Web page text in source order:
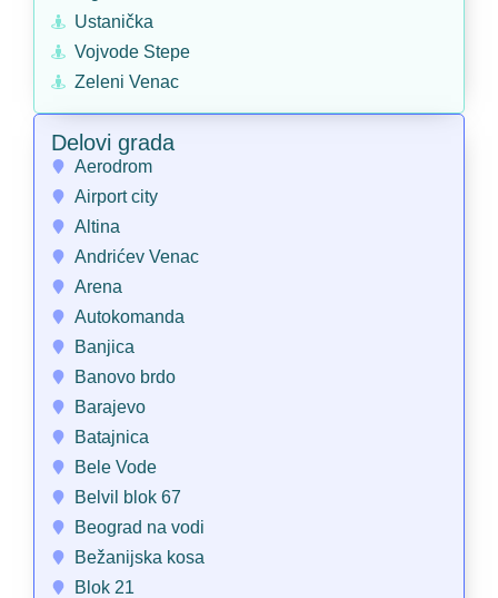
Ustanička
Vojvode Stepe
Zeleni Venac
Delovi grada
Aerodrom
Airport city
Altina
Andrićev Venac
Arena
Autokomanda
Banjica
Banovo brdo
Barajevo
Batajnica
Bele Vode
Belvil blok 67
Beograd na vodi
Bežanijska kosa
Blok 21